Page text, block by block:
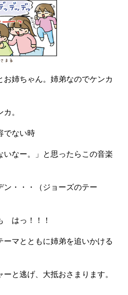
お姉ちゃん。姉弟なのでケンカ
。
でない時
いなー。」と思ったらこの音楽
ン・・・（ジョーズのテー
はっ！！！
ーマとともに姉弟を追いかける
と逃げ、大抵おさまります。